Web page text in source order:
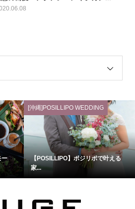
ー
[沖縄]POSILLIPO WEDDING
【POSILLIPO】ポジリポで叶える
家...